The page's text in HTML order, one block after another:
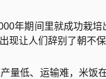
年期间里就成功栽
现让人们辞别了朝不
量低、运输难，米饭